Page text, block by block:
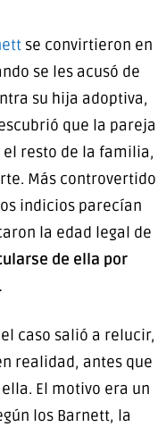
se convirtieron en
se les acusó de
su hija adoptiva,
que la pareja
el resto de la familia,
Más controvertido
indicios parecían
la edad legal de
de ella por
caso salió a relucir,
realidad, antes que
El motivo era un
los Barnett, la